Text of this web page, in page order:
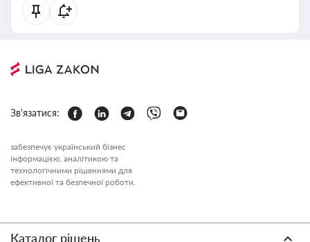
Зв'язатися:
забезпечує український бізнес
інформацією, аналітикою та
технологічними рішеннями для
ефективної та безпечної роботи.
Каталог рішень